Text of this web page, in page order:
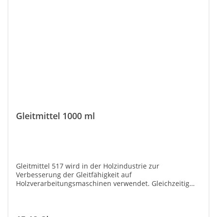
Gleitmittel 1000 ml
Gleitmittel 517 wird in der Holzindustrie zur
Verbesserung der Gleitfähigkeit auf
Holzverarbeitungsmaschinen verwendet. Gleichzeitig